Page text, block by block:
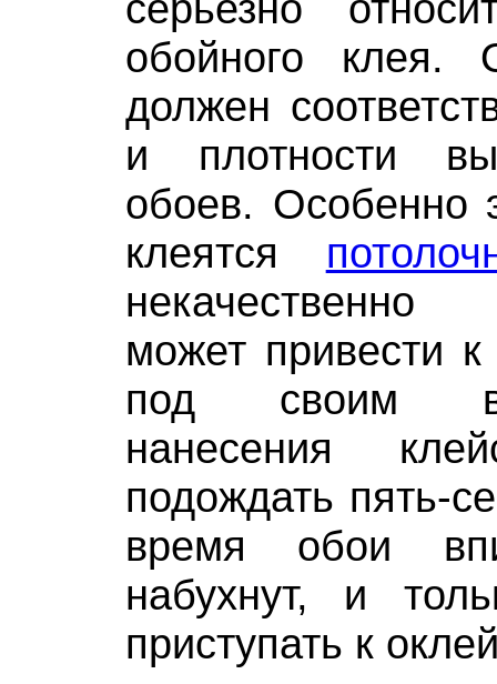
обойного клея.
должен
и плотности
обоев. Особенно
клеятся
может привести
под своим
нанесения
подождать пять-
время обои
набухнут, и
приступать к